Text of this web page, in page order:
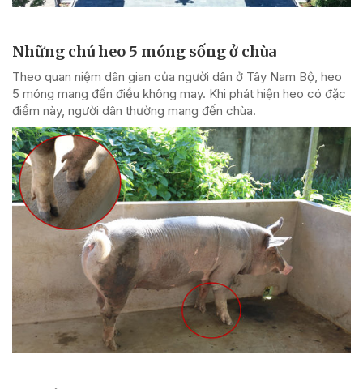
Những chú heo 5 móng sống ở chùa
Theo quan niệm dân gian của người dân ở Tây Nam Bộ, heo
5 móng mang đến điều không may. Khi phát hiện heo có đặc
điểm này, người dân thường mang đến chùa.